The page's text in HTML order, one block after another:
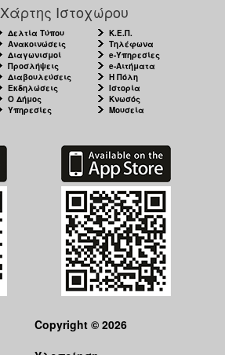
Χάρτης Ιστοχώρου
Δελτία Τύπου
Ανακοινώσεις
Διαγωνισμοί
Προσλήψεις
Διαβουλεύσεις
Εκδηλώσεις
Ο Δήμος
Υπηρεσίες
Κ.Ε.Π.
Τηλέφωνα
e-Υπηρεσίες
e-Αιτήματα
Η Πόλη
Ιστορία
Κνωσός
Μουσεία
Copyright © 2026